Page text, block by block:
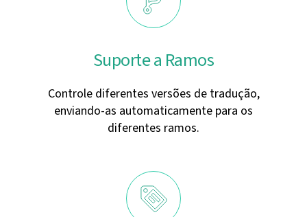
Suporte a Ramos
Controle diferentes versões de tradução,
enviando-as automaticamente para os
diferentes ramos.